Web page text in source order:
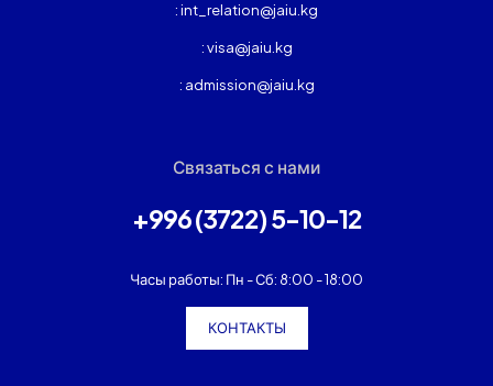
: int_relation@jaiu.kg
: visa@jaiu.kg
: admission@jaiu.kg
Связаться с нами
+996 (3722) 5-10-12
Часы работы: Пн - Сб: 8:00 - 18:00
КОНТАКТЫ